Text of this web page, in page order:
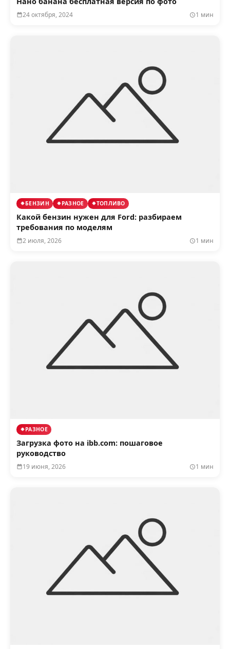
24 октября, 2024 1 мин
БЕНЗИН РАЗНОЕ ТОПЛИВО
Какой бензин нужен для Ford: разбираем
требования по моделям
2 июля, 2026 1 мин
РАЗНОЕ
Загрузка фото на ibb.com: пошаговое
руководство
19 июня, 2026 1 мин